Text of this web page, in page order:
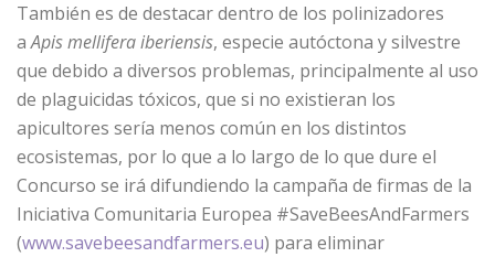
También es de destacar dentro de los polinizadores
aApis mellifera iberiensis, especie autóctona y silvestre
que debido a diversos problemas, principalmente al uso
de plaguicidas tóxicos, que si no existieran los
apicultores sería menos común en los distintos
ecosistemas, por lo que a lo largo de lo que dure el
Concurso se irá difundiendo la campaña de firmas de la
Iniciativa Comunitaria Europea #SaveBeesAndFarmers
(www.savebeesandfarmers.eu) para eliminar